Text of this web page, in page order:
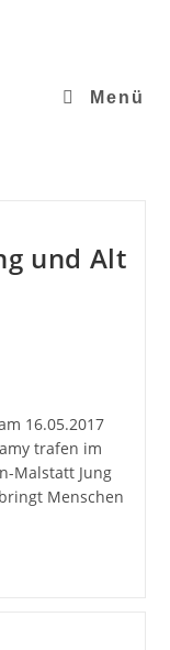
Menü
und Alt
16.05.2017
trafen im
Malstatt Jung
Menschen